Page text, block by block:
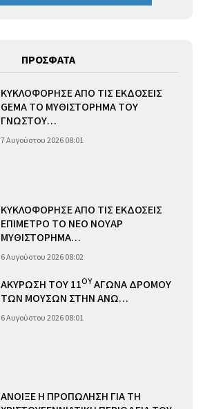
ΠΡΟΣΦΑΤΑ
ΚΥΚΛΟΦΟΡΗΣΕ ΑΠΟ ΤΙΣ ΕΚΔΟΣΕΙΣ
GEMA ΤΟ ΜΥΘΙΣΤΟΡΗΜΑ ΤΟΥ
ΓΝΩΣΤΟΥ…
7 Αυγούστου 2026 08:01
ΚΥΚΛΟΦΟΡΗΣΕ ΑΠΟ ΤΙΣ ΕΚΔΟΣΕΙΣ
ΕΠΙΜΕΤΡΟ ΤΟ ΝΕΟ ΝΟΥΑΡ
ΜΥΘΙΣΤΟΡΗΜΑ…
6 Αυγούστου 2026 08:02
ΑΚΥΡΩΣΗ ΤΟΥ 11ΟΥΑΓΩΝΑ ΔΡΟΜΟΥ
ΤΩΝ ΜΟΥΣΩΝ ΣΤΗΝ ΑΝΩ…
6 Αυγούστου 2026 08:01
ΑΝΟΙΞΕ Η ΠΡΟΠΩΛΗΣΗ ΓΙΑ ΤΗ